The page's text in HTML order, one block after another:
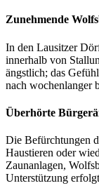
Zunehmende
In den Lausitzer
innerhalb von
ängstlich; das
nach wochenlanger
Überhörte
Die Befürchtungen
Haustieren oder
Zaunanlagen,
Unterstützung